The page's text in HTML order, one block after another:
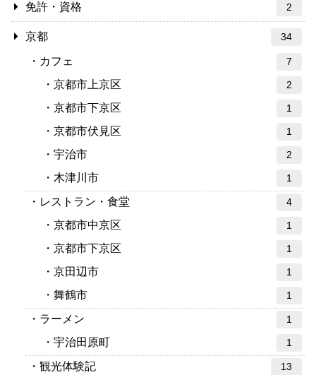
免許・資格 2
京都 34
カフェ 7
京都市上京区 2
京都市下京区 1
京都市伏見区 1
宇治市 2
木津川市 1
レストラン・食堂 4
京都市中京区 1
京都市下京区 1
京田辺市 1
舞鶴市 1
ラーメン 1
宇治田原町 1
観光体験記 13